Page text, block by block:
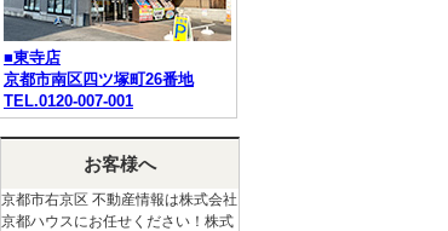
■東寺店
京都市南区四ツ塚町26番地
TEL.0120-007-001
お客様へ
京都市右京区 不動産情報は株式会社
京都ハウスにお任せください！株式